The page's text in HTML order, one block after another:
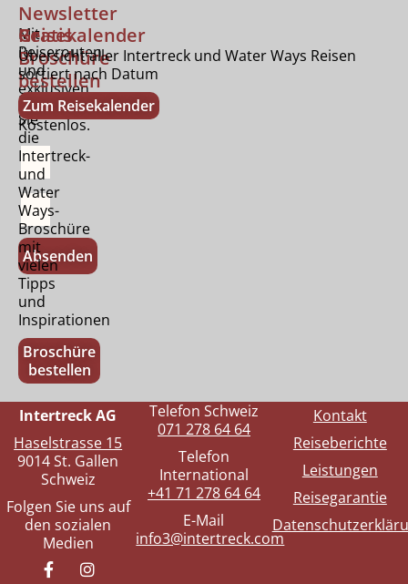
Newsletter
Mit
Reiserouten
und
exklusiven
Tipps.
Kostenlos.
Absenden
Gratis
Broschüre
bestellen
Bestellen
Sie
die
Intertreck-
und
Water
Ways-
Broschüre
mit
vielen
Tipps
und
Inspirationen
Broschüre
bestellen
Reisekalender
Übersicht aller Intertreck und Water Ways Reisen
sortiert nach Datum
Zum Reisekalender
Intertreck AG
Haselstrasse 15
9014 St. Gallen
Schweiz
Folgen Sie uns auf
den sozialen
Medien
Telefon Schweiz
071 278 64 64
Telefon
International
+41 71 278 64 64
E-Mail
info3@intertreck.com
Kontakt
Reiseberichte
Leistungen
Reisegarantie